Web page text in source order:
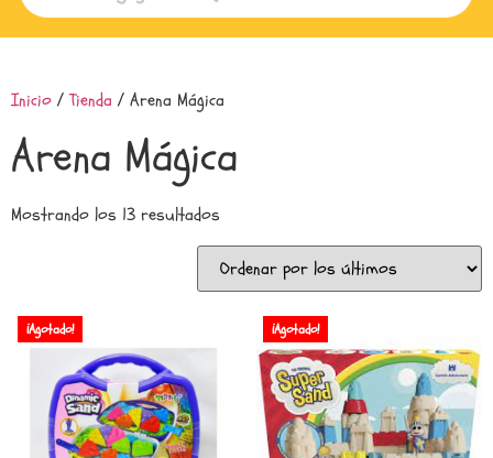
Inicio /Tienda / Arena Mágica
Arena Mágica
Mostrando los 13 resultados
¡Agotado! ¡Agotado!